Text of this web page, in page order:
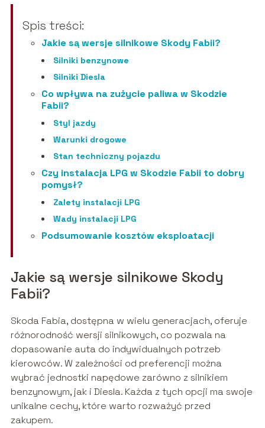
Spis treści:
Jakie są wersje silnikowe Skody Fabii?
Silniki benzynowe
Silniki Diesla
Co wpływa na zużycie paliwa w Skodzie
Fabii?
Styl jazdy
Warunki drogowe
Stan techniczny pojazdu
Czy instalacja LPG w Skodzie Fabii to dobry
pomysł?
Zalety instalacji LPG
Wady instalacji LPG
Podsumowanie kosztów eksploatacji
Jakie są wersje silnikowe Skody
Fabii?
Skoda Fabia, dostępna w wielu generacjach, oferuje
różnorodność wersji silnikowych, co pozwala na
dopasowanie auta do indywidualnych potrzeb
kierowców. W zależności od preferencji można
wybrać jednostki napędowe zarówno z silnikiem
benzynowym, jak i Diesla. Każda z tych opcji ma swoje
unikalne cechy, które warto rozważyć przed
zakupem.